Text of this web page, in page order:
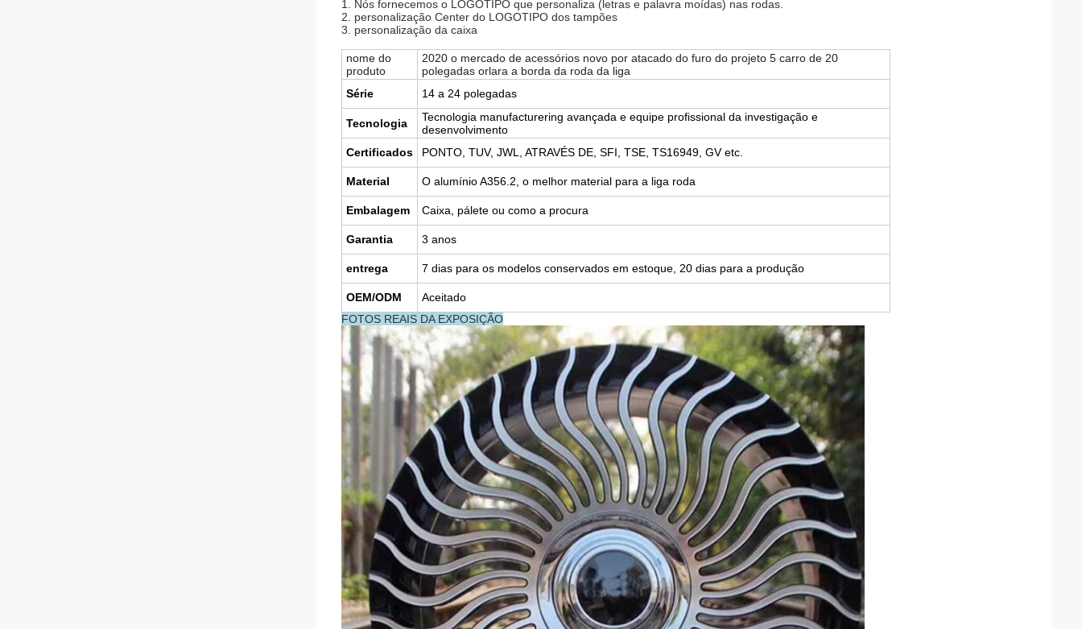
1. Nós fornecemos o LOGOTIPO que personaliza (letras e palavra moídas) nas rodas.
2. personalização Center do LOGOTIPO dos tampões
3. personalização da caixa
nome do
produto
2020 o mercado de acessórios novo por atacado do furo do projeto 5 carro de 20
polegadas orlara a borda da roda da liga
Série
14 a 24 polegadas
Tecnologia
Tecnologia manufacturering avançada e equipe profissional da investigação e
desenvolvimento
Certificados
PONTO, TUV, JWL, ATRAVÉS DE, SFI, TSE, TS16949, GV etc.
Material O alumínio A356.2, o melhor material para a liga roda
Embalagem Caixa, pálete ou como a procura
Garantia 3 anos
entrega 7 dias para os modelos conservados em estoque, 20 dias para a produção
OEM/ODM
Aceitado
FOTOS REAIS DA EXPOSIÇÃO